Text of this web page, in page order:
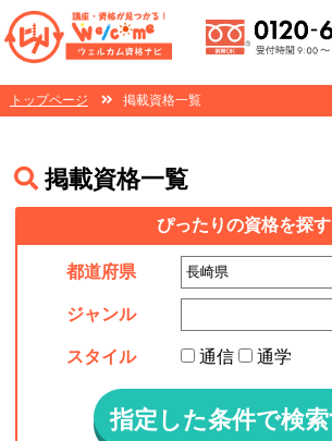
トップページ 掲載資格一覧
掲載資格一覧
ぴったりの資格を探す
都道府県
ジャンル
スタイル 通信 通学